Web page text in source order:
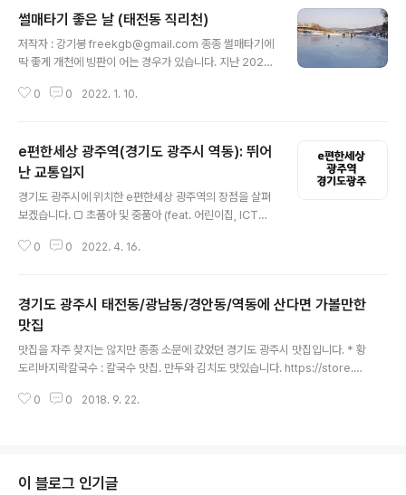
썰매타기 좋은 날 (태전동 직리천)
저작자 : 강기봉 freekgb@gmail.com 종종 썰매타기에
딱 좋게 개천에 빙판이 어는 경우가 있습니다. 지난 2021
빙판을 만나기는 쉽지 않지만 지난해 1월에는 이런 빙판을
마도 2월까지 상당기간 영하의 날씨가 계속되면 다시 썰매
타기 딱 좋은 그런 빙판이 생기겠죠. 튼튼한 썰매를 하나 구
매하면, 몇 년 동안 빙판이 생길 때마다 즐길 수 있습니다.
살짝 경사가 있어서 썰매가 정말 잘 나갑니다.
0 0 2022. 1. 10.
e편한세상 광주역(경기도 광주시 역동): 뛰어
난 교통입지
경기도 광주시에 위치한 e편한세상 광주역의 장점을 살펴
보겠습니다. □ 초품아 및 중품아 (feat. 어린이집, ICT폴
지는 차도를 건너지 않고 등교 가능합니다. - 역동초는 방
운영되어 도보로 이동 가능합니다. 다만, 유치원은 차량으
로 등하원 가능합니다. - 단지 옆에 ICT폴리텍대학이 있습
니다. □ 출퇴근을 위한 자차 이용 환경 - 경기도 광주시의
태전고산지구는 자동차 전용도로(성남이천로 및 광주원주
환경이 좋지 않아 출퇴근에 어려움이 있습니다. - e편한세
0 0 2022. 4. 16.
경기도 광주시 태전동/광남동/경안동/역동에 산다면 가볼만한
맛집
맛집을 자주 찾지는 않지만 종종 소문에 갔었던 경기도 광주시 맛집입니다. * 황
도리바지락칼국수 : 칼국수 맛집. 만두와 김치도 맛있습니다. https://store.na
유명한 막국수집이라고 해서 얼마전에 방문했는데, 개인적으로는 비빔막국수가
2195091 * 홍익돈까스 경기광주점 : 돈까스. 왕돈까스, 볶음우동..
0 0 2018. 9. 22.
이 블로그 인기글